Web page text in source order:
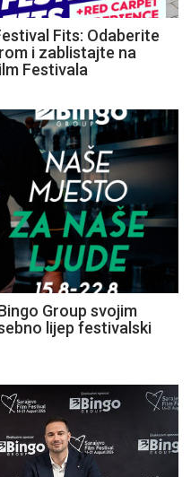
Fits: Odaberite
i zablistajte na
Festivala
Group svojim
lijep festivalski